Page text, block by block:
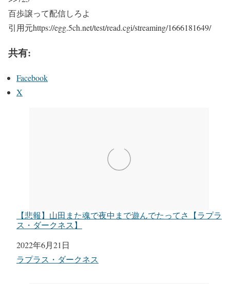
百歩譲って配信しろよ
引用元https://egg.5ch.net/test/read.cgi/streaming/1666181649/
共有:
Facebook
X
【悲報】山田また魂で夜中まで遊んでたってさ【ラプラ
ス・ダークネス】
日付
2022年6月21日
関連理由
ラプラス・ダークネス